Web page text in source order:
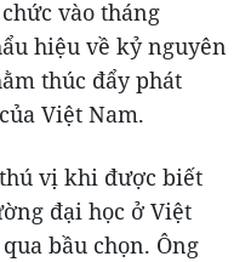
vào tháng
hiệu về kỷ nguyên
thúc đẩy phát
Việt Nam.
vị khi được biết
đại học ở Việt
bầu chọn. Ông